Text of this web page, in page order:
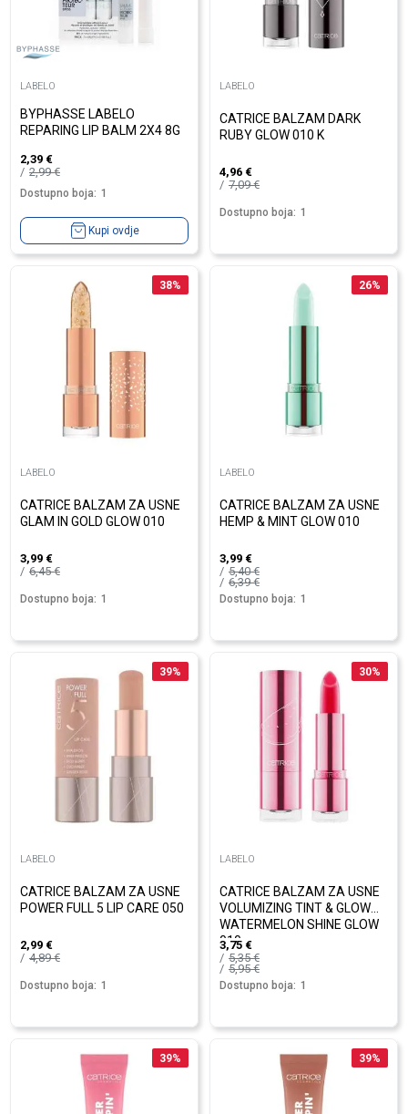
LABELO
BYPHASSE LABELO
REPARING LIP BALM 2X4 8G
2,39 €
2,99€
Dostupno boja: 1
Kupi ovdje
LABELO
CATRICE BALZAM DARK
RUBY GLOW 010 K
4,96 €
7,09€
Dostupno boja: 1
38%
LABELO
CATRICE BALZAM ZA USNE
GLAM IN GOLD GLOW 010
3,99 €
6,45€
Dostupno boja: 1
26%
LABELO
CATRICE BALZAM ZA USNE
HEMP & MINT GLOW 010
3,99 €
5,40€
6,39€
Dostupno boja: 1
39%
LABELO
CATRICE BALZAM ZA USNE
POWER FULL 5 LIP CARE 050
2,99 €
4,89€
Dostupno boja: 1
30%
LABELO
CATRICE BALZAM ZA USNE
VOLUMIZING TINT & GLOW
WATERMELON SHINE GLOW
010
3,75 €
5,35€
5,95€
Dostupno boja: 1
39% 39%